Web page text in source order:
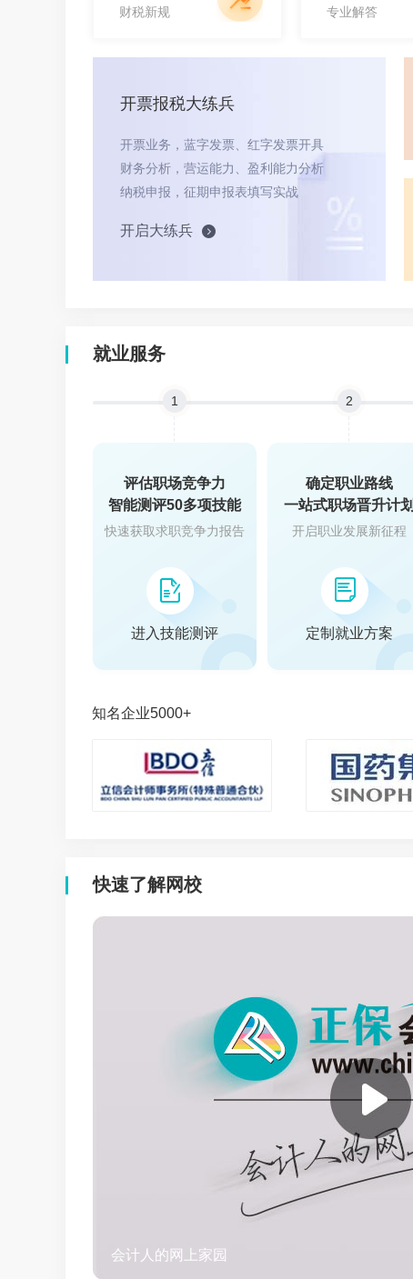
财税新规 专业解答
开票报税大练兵
开票业务，蓝字发票、红字发票开具
财务分析，营运能力、盈利能力分析
纳税申报，征期申报表填写实战
开启大练兵
就业服务
1
评估职场竞争力
智能测评50多项技能
快速获取求职竞争力报告
进入技能测评
2
确定职业路线
一站式职场晋升计划
开启职业发展新征程
定制就业方案
知名企业5000+
快速了解网校
会计人的网上家园